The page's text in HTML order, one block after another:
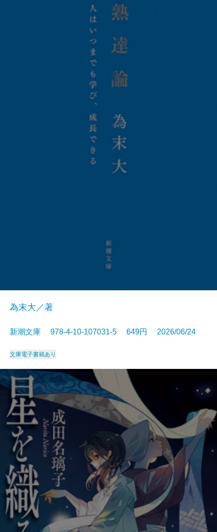
為末大／著
新潮文庫 978-4-10-107031-5 649円 2026/06/24
文庫電子書籍あり